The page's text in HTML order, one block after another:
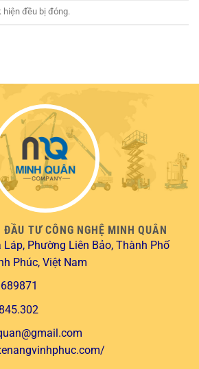
hiện đều bị đóng.
TƯ CÔNG NGHỆ MINH QUÂN
Láp, Phường Liên Bảo, Thành Phố
Phúc, Việt Nam